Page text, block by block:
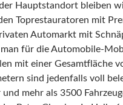
Hauptstandort bleiben
Toprestauratoren mit
Automarkt mit
man für die Automobile-
mit einer Gesamtfläche
sind jedenfalls voll
und mehr als 3500